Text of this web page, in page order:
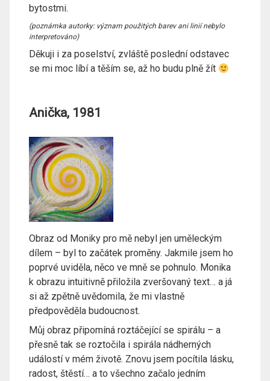
bytostmi.
(poznámka autorky: význam použitých barev ani linií nebylo
interpretováno)
Děkuji i za poselství, zvláště poslední odstavec
se mi moc líbí a těším se, až ho budu plně žít
Anička, 1981
Obraz od Moniky pro mě nebyl jen uměleckým
dílem – byl to začátek proměny. Jakmile jsem ho
poprvé uviděla, něco ve mně se pohnulo. Monika
k obrazu intuitivně přiložila zveršovaný text… a já
si až zpětně uvědomila, že mi vlastně
předpověděla budoucnost.
Můj obraz připomíná roztáčející se spirálu – a
přesně tak se roztočila i spirála nádherných
událostí v mém životě. Znovu jsem pocítila lásku,
radost, štěstí… a to všechno začalo jedním